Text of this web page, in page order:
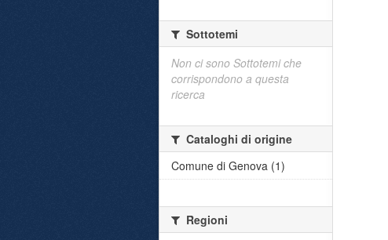
Sottotemi
Non ci sono Sottotemi che
corrispondono a questa
ricerca
Cataloghi di origine
Comune di Genova (1)
Regioni